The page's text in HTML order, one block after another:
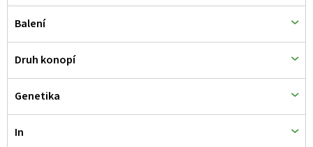
Balení
Druh konopí
Genetika
In
o
d
u
k
t
ů